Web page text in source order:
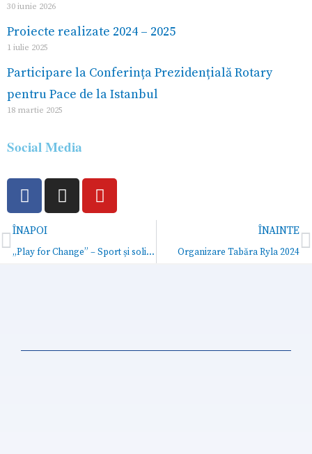
30 iunie 2026
Proiecte realizate 2024 – 2025
1 iulie 2025
Participare la Conferința Prezidențială Rotary
pentru Pace de la Istanbul
18 martie 2025
Social Media
F
a
c
e
b
I
n
a
Y
o
u
Prev
ÎNAPOI
„Play for Change” – Sport și solidaritate la Interact Suceava Cetate
ÎNAINTE
Organizare Tabăra Ryla 2024